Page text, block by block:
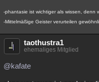
-phantasie ist wichtiger als wissen, denn
-Mittelmäßige Geister verurteilen
taothustra1
ehemaliges Mitglied
@kafate